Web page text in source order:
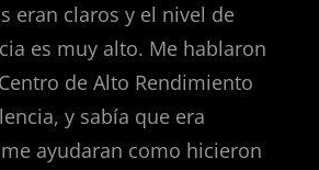
eran claros y el nivel de
es muy alto. Me hablaron
de Alto Rendimiento
y sabía que era
ayudaran como hicieron